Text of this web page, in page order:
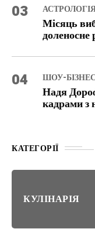
03
Місяць
04 ШОУ-БІЗНЕС
Надя
кадрами з
КАТЕГОРІЇ
КУЛІНАРІЯ